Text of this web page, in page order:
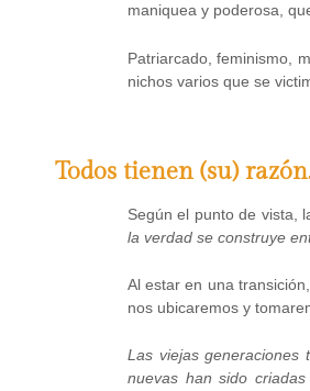
maniquea y poderosa,
Patriarcado, feminismo,
nichos varios que se
Todos tienen (su)
Según el punto de vista,
la verdad se construye
Al estar en una
nos ubicaremos y
Las viejas generaciones
nuevas han sido